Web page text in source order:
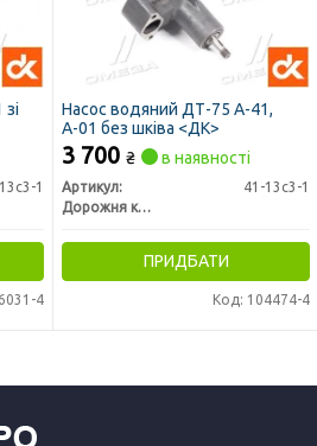
1
4
Насос водяний ДТ-75 А-41,
А-01 без шківа <ДК>
3 700 ₴ в наявності
Артикул:
41-13с3-1
Дорожня карта
ПРИДБАТИ
Код: 104474-4